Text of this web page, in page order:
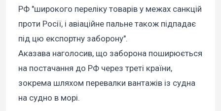
РФ "широкого переліку товарів у межах санкцій
проти Росії, і авіаційне пальне також підпадає
під цю експортну заборону".
Аказава наголосив, що заборона поширюється
на постачання до РФ через треті країни,
зокрема шляхом перевалки вантажів із судна
на судно в морі.